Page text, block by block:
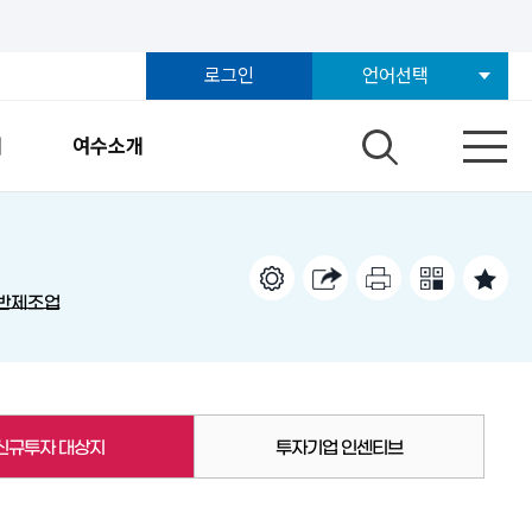
로그인 언어선택
여수소개
제조업
규투자 대상지 투자기업 인센티브